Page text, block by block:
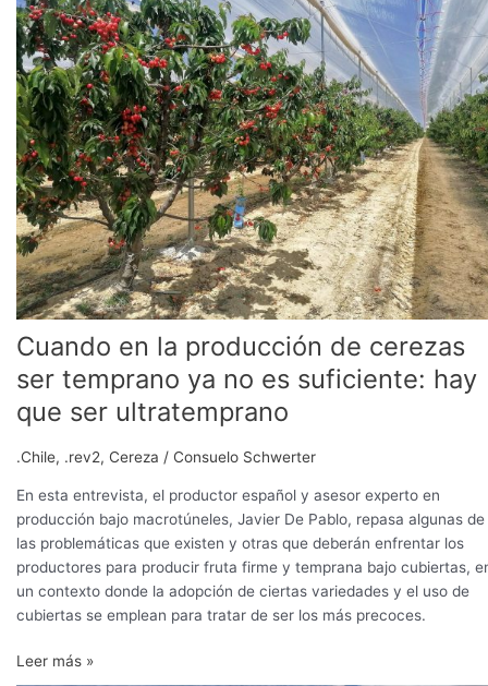
Cuando en la producción de cerezas
ser temprano ya no es suficiente: hay
que ser ultratemprano
.Chile, .rev2, Cereza / Consuelo Schwerter
En esta entrevista, el productor español y asesor experto en
producción bajo macrotúneles, Javier De Pablo, repasa algunas de
las problemáticas que existen y otras que deberán enfrentar los
productores para producir fruta firme y temprana bajo cubiertas,
un contexto donde la adopción de ciertas variedades y el uso de
cubiertas se emplean para tratar de ser los más precoces.
la
producción
de
cerezas
ser
temprano
ya
no
es
suficiente:
hay
que
ser
ultratemprano
Leer más »